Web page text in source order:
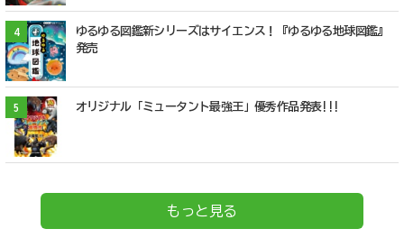
4
ゆるゆる図鑑新シリーズはサイエンス！『ゆるゆる地球図鑑』
発売
5 オリジナル「ミュータント最強王」優秀作品発表!!!
もっと見る